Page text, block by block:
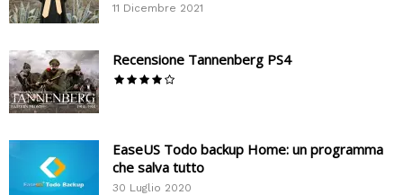
11 Dicembre 2021
Recensione Tannenberg PS4
EaseUS Todo backup Home: un programma
che salva tutto
30 Luglio 2020